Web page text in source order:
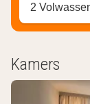
2
Kamers